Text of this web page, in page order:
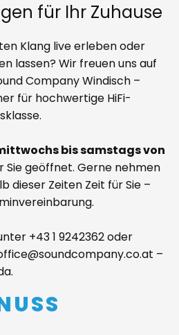
für Ihr Zuhause
Klang live erleben oder
lassen? Wir freuen uns auf
Company Windisch –
für hochwertige HiFi-
bis samstags von
Sie geöffnet. Gerne nehmen
dieser Zeiten Zeit für Sie –
+43 1 9242362oder
–